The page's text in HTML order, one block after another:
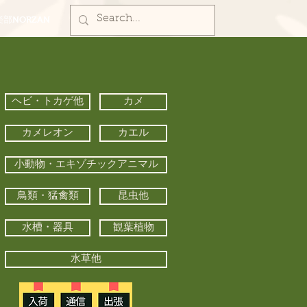
ヘビ・トカゲ他 カメ
カメレオン カエル
小動物・エキゾチックアニマル
鳥類・猛禽類 昆虫他
水槽・器具 観葉植物
水草他